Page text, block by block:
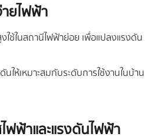
ยไฟฟ้า
ใช้ในสถานีไฟฟ้าย่อย เพื่อแปลงแรงดัน
ให้เหมาะสมกับระดับการใช้งานในบ้าน
ฟฟ้าและแรงดันไฟฟ้า